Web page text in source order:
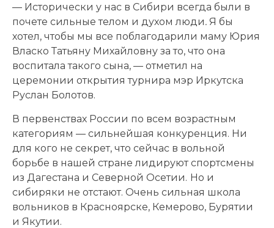
— Исторически у нас в Сибири всегда были в
почете сильные телом и духом люди. Я бы
хотел, чтобы мы все поблагодарили маму Юрия
Власко Татьяну Михайловну за то, что она
воспитала такого сына, — отметил на
церемонии открытия турнира мэр Иркутска
Руслан Болотов.
В первенствах России по всем возрастным
категориям — сильнейшая конкуренция. Ни
для кого не секрет, что сейчас в вольной
борьбе в нашей стране лидируют спортсмены
из Дагестана и Северной Осетии. Но и
сибиряки не отстают. Очень сильная школа
вольников в Красноярске, Кемерово, Бурятии
и Якутии.